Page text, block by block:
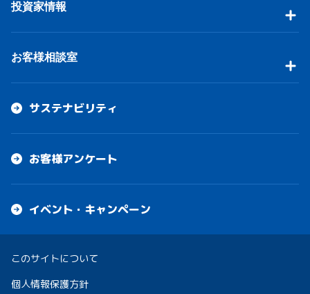
投資家情報
お客様相談室
サステナビリティ
お客様アンケート
イベント・キャンペーン
このサイトについて
個人情報保護方針